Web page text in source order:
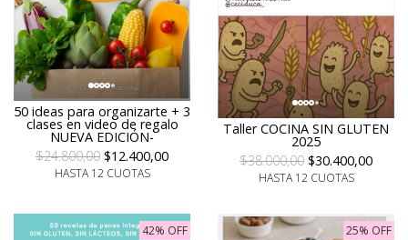
50 ideas para organizarte + 3
clases en video de regalo
NUEVA EDICIÓN-
$24.800,00 $12.400,00
HASTA 12 CUOTAS
Taller COCINA SIN GLUTEN
2025
$38.000,00 $30.400,00
HASTA 12 CUOTAS
42% OFF 25% OFF